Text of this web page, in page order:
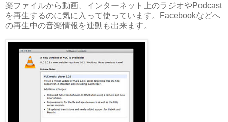
楽ファイルから動画、インターネット上のラジオやPodcast
を再生するのに気に入って使っています。Facebookなどへ
の再生中の音楽情報を連動も出来ます。